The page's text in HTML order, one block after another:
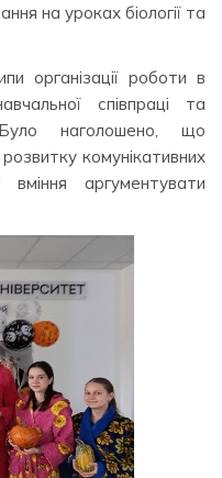
на уроках біології та
організації роботи в
співпраці та
Було наголошено, що
комунікативних
вміння аргументувати